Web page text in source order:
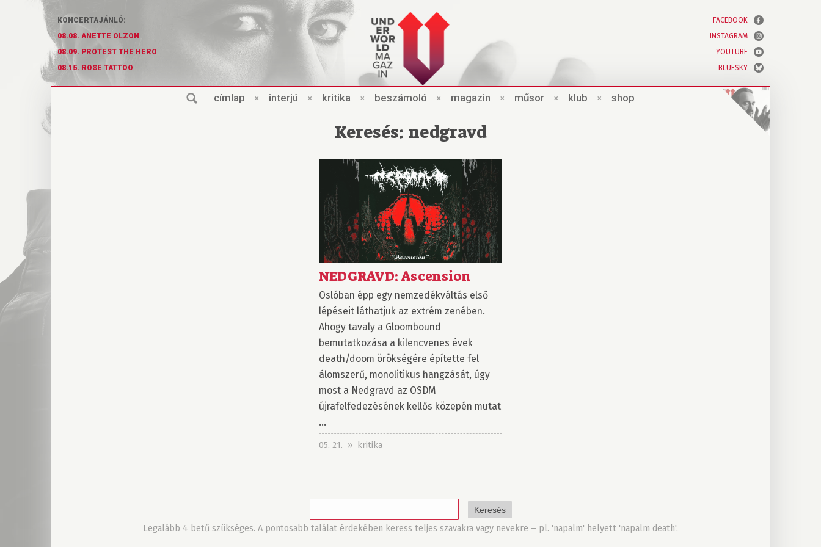
KONCERTAJÁNLÓ:
08.08. ANETTE OLZON
08.09. PROTEST THE HERO
08.15. ROSE TATTOO
FACEBOOK
INSTAGRAM
YOUTUBE
BLUESKY
címlap × interjú × kritika × beszámoló × magazin × műsor × klub × shop
Keresés: nedgravd
NEDGRAVD: Ascension
Oslóban épp egy nemzedékváltás első
lépéseit láthatjuk az extrém zenében.
Ahogy tavaly a Gloombound
bemutatkozása a kilencvenes évek
death/doom örökségére építette fel
álomszerű, monolitikus hangzását, úgy
most a Nedgravd az OSDM
újrafelfedezésének kellős közepén mutat
...
05. 21. » kritika
Legalább 4 betű szükséges. A pontosabb találat érdekében keress teljes szavakra vagy nevekre – pl. 'napalm' helyett 'napalm death'.